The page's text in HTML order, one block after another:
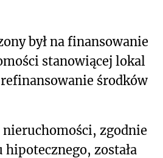
był na finansowanie
stanowiącej lokal
środków
zgodnie
została